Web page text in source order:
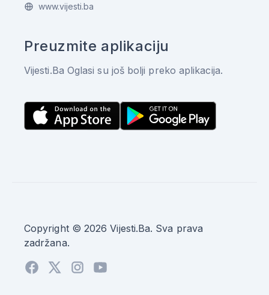
www.vijesti.ba
Preuzmite aplikaciju
Vijesti.Ba Oglasi su još bolji preko aplikacija.
Copyright © 2026 Vijesti.Ba. Sva prava
zadržana.